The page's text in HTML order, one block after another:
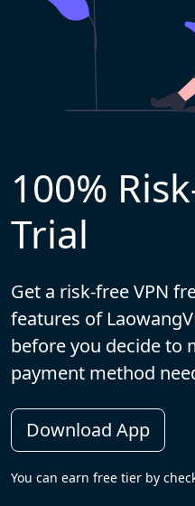
100%
Trial
Get a risk-free VPN
features of
before you decide to
payment method
Download App
You can earn free tier by